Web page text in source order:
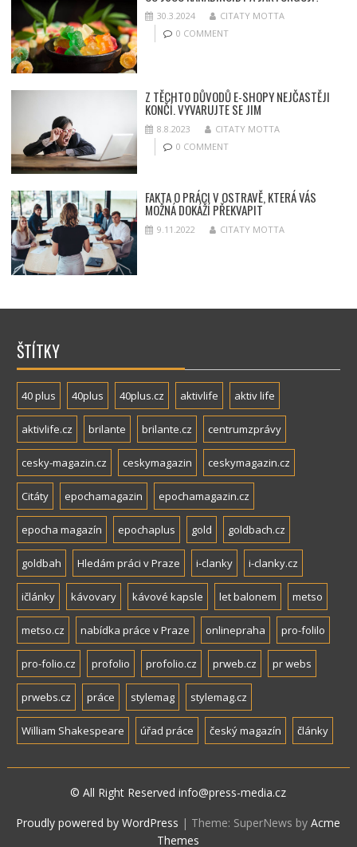
30.3.2024
CITATY MOTTA
0 COMMENT
Z TĚCHTO DŮVODŮ E-SHOPY NEJČASTĚJI
KONČÍ. VYVARUJTE SE JIM
8.8.2023
CITATY MOTTA
0 COMMENT
FAKTA O PRÁCI V OSTRAVĚ, KTERÁ VÁS
MOŽNÁ DOKÁŽÍ PŘEKVAPIT
9.11.2022 CITATY MOTTA
ŠTÍTKY
40 plus 40plus 40plus.cz aktivlife aktiv life
aktivlife.cz brilante brilante.cz centrumzprávy
cesky-magazin.cz ceskymagazin ceskymagazin.cz
Citáty epochamagazin epochamagazin.cz
epocha magazín epochaplus gold goldbach.cz
goldbah Hledám práci v Praze i-clanky i-clanky.cz
ičlánky kávovary kávové kapsle let balonem metso
metso.cz nabídka práce v Praze onlinepraha pro-folilo
pro-folio.cz profolio profolio.cz prweb.cz pr webs
prwebs.cz práce stylemag stylemag.cz
William Shakespeare úřad práce český magazín články
© All Right Reserved info@press-media.cz
Proudly powered by WordPress | Theme: SuperNews byAcme
Themes